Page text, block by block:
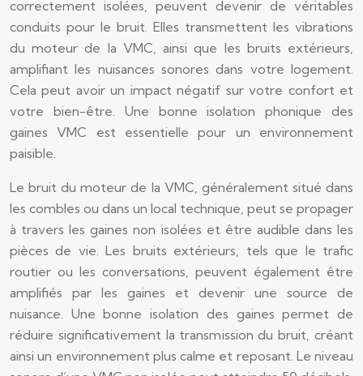
correctement isolées, peuvent devenir de véritables
conduits pour le bruit. Elles transmettent les vibrations
du moteur de la VMC, ainsi que les bruits extérieurs,
amplifiant les nuisances sonores dans votre logement.
Cela peut avoir un impact négatif sur votre confort et
votre bien-être. Une bonne isolation phonique des
gaines VMC est essentielle pour un environnement
paisible.
Le bruit du moteur de la VMC, généralement situé dans
les combles ou dans un local technique, peut se propager
à travers les gaines non isolées et être audible dans les
pièces de vie. Les bruits extérieurs, tels que le trafic
routier ou les conversations, peuvent également être
amplifiés par les gaines et devenir une source de
nuisance. Une bonne isolation des gaines permet de
réduire significativement la transmission du bruit, créant
ainsi un environnement plus calme et reposant. Le niveau